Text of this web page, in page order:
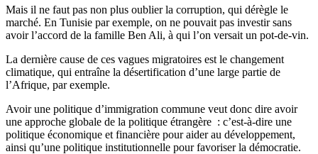
Mais il ne faut pas non plus oublier la corruption, qui dérègle le
marché. En Tunisie par exemple, on ne pouvait pas investir sans
avoir l’accord de la famille Ben Ali, à qui l’on versait un pot-de-vin.
La dernière cause de ces vagues migratoires est le changement
climatique, qui entraîne la désertification d’une large partie de
l’Afrique, par exemple.
Avoir une politique d’immigration commune veut donc dire avoir
une approche globale de la politique étrangère : c’est-à-dire une
politique économique et financière pour aider au développement,
ainsi qu’une politique institutionnelle pour favoriser la démocratie.